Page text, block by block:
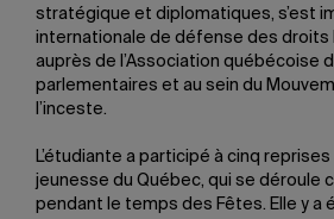
stratégique et diplomatiques, s’est
internationale de défense des droits
auprès de l’Association québécoise
parlementaires et au sein du
l’inceste.
L’étudiante a participé à cinq
jeunesse du Québec, qui se déroule
pendant le temps des Fêtes. Elle y a